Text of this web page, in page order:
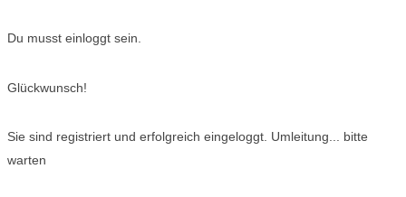
Du musst einloggt sein.
Glückwunsch!
Sie sind registriert und erfolgreich eingeloggt. Umleitung... bitte
warten